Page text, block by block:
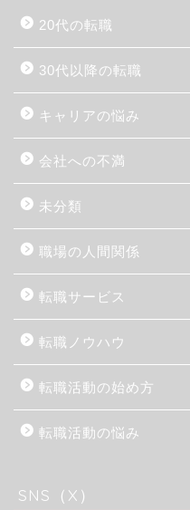
20代の転職
30代以降の転職
キャリアの悩み
会社への不満
未分類
職場の人間関係
転職サービス
転職ノウハウ
転職活動の始め方
転職活動の悩み
SNS（X）